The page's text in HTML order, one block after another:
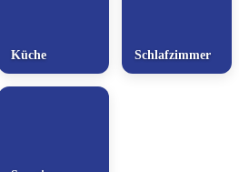
Küche Schlafzimmer